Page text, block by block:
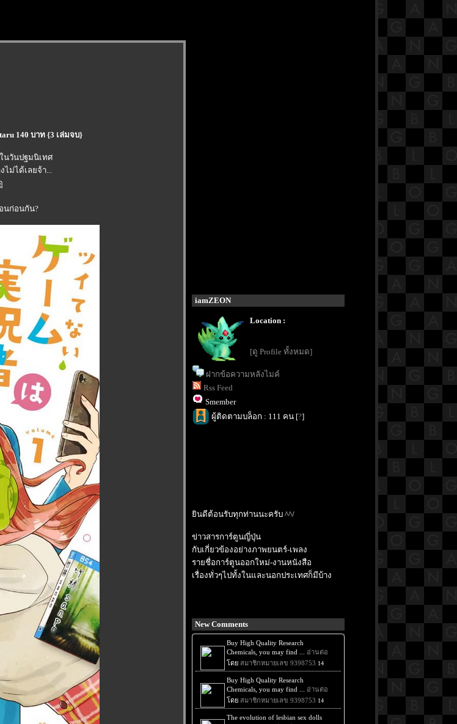
140 บาท {3 เล่มจบ}
นวันปฐมนิเทศ
ไม่ได้เลยจ้า...
นก่อนกัน?
iamZEON
Location :
[ดู Profile ทั้งหมด]
ฝากข้อความหลังไมค์
Rss Feed
Smember
ผู้ติดตามบล็อก : 111 คน [?]
ินดีต้อนรับทุกท่านนะครับ ^^/
ข่าวสารการ์ตูนญี่ปุ่น
กับเกี่ยวข้องอย่างภาพยนตร์-เพลง
รายชื่อการ์ตูนออกใหม่-งานหนังสือ
เรื่องทั่วๆไปทั้งในและนอกประเทศก็มีบ้าง
New Comments